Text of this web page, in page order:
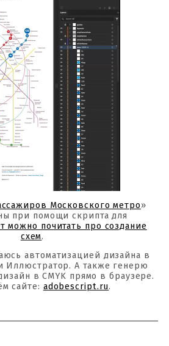
Московского метро»
при помощи скрипта для
можно почитать про создание
схем.
автоматизацией дизайна в
Иллюстратор. А также генерю
в CMYK прямо в браузере.
сайте: adobescript.ru.